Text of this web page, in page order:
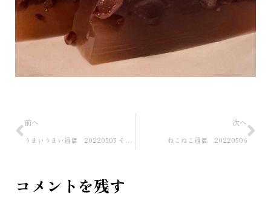
前へ
うまいうまい通信 20220505 その３
次へ
ねこねこ通信 20220506
コメントを残す